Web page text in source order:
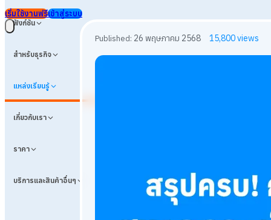
ฟังก์ชัน
สำหรับธุรกิจ
แหล่งเรียนรู้
เกี่ยวกับเรา
ราคา
บริการและสินค้าอื่นๆ
เริ่มใช้งานฟรีเข้าสู่ระบบ